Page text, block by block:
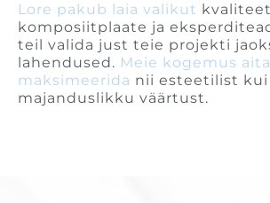
Lore pakub laia valikut
komposiitplaate ja
teil valida just teie projekti
lahendused. Meie kogemus
maksimeerida nii esteetilist kui
majanduslikku väärtust.